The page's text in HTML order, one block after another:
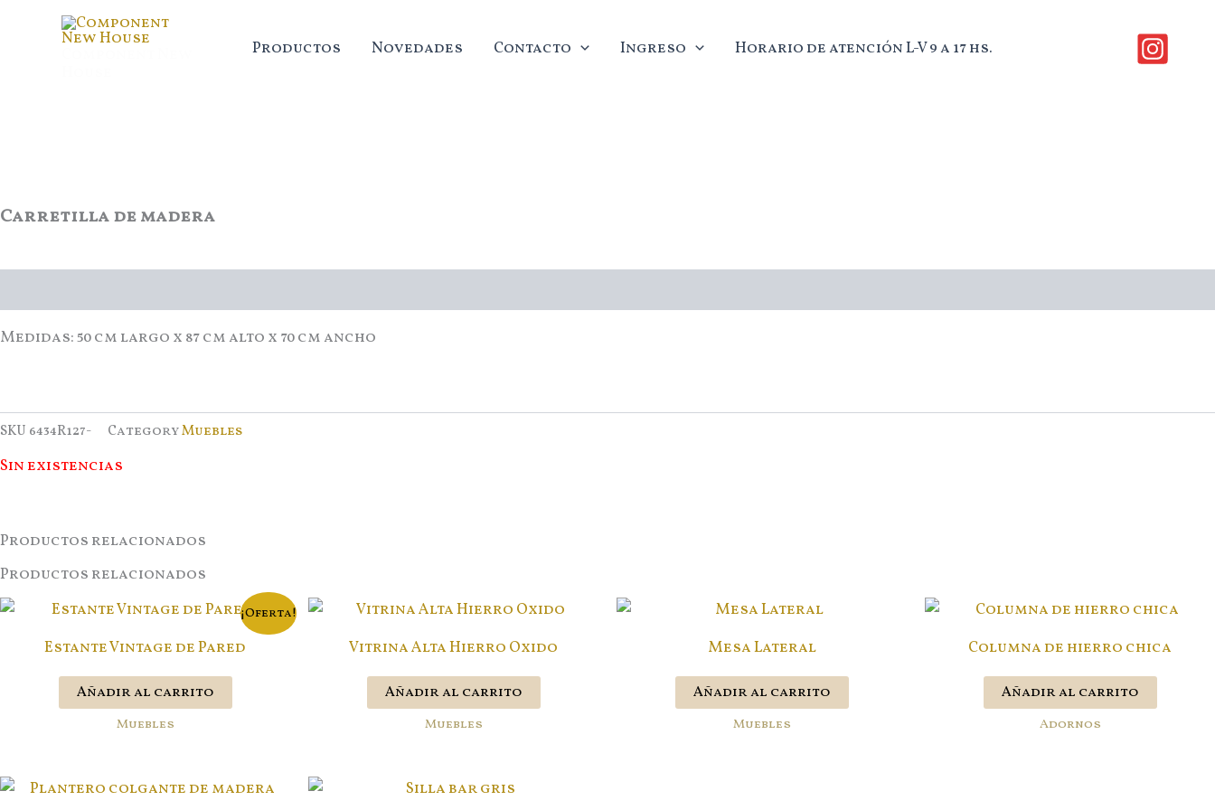
Productos Novedades Contacto Ingreso Horario de atención L-V 9 a 17 hs.
Carretilla de madera
Medidas: 50 cm largo x 87 cm alto x 70 cm ancho
SKU 6434R127- CategoryMuebles
Sin existencias
Productos relacionados
Productos relacionados
¡Oferta!
Estante Vintage de Pared
Añadir al carrito
Muebles
Vitrina Alta Hierro Oxido
Añadir al carrito
Muebles
Mesa Lateral
Añadir al carrito
Muebles
Columna de hierro chica
Añadir al carrito
Adornos